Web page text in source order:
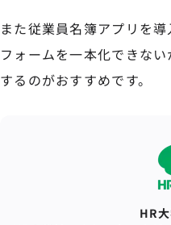
また従業員名簿アプリを
フォームを一本化できな
するのがおすすめです。
HR